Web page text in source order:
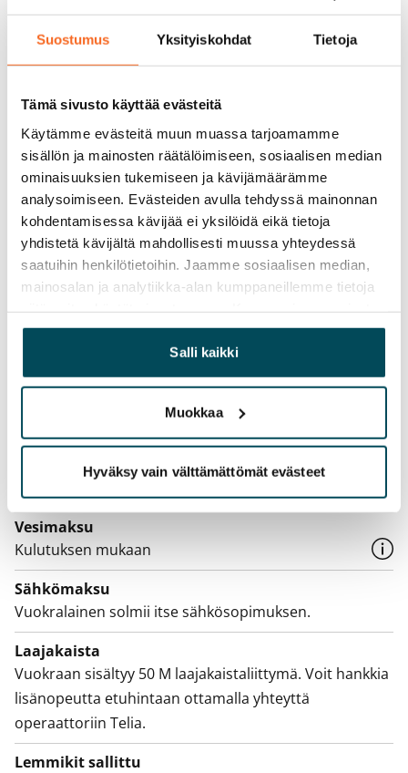
Suostumus Yksityiskohdat Tietoja
Tämä sivusto käyttää evästeitä
Käytämme evästeitä muun muassa tarjoamamme
sisällön ja mainosten räätälöimiseen, sosiaalisen median
ominaisuuksien tukemiseen ja kävijämäärämme
analysoimiseen. Evästeiden avulla tehdyssä mainonnan
kohdentamisessa kävijää ei yksilöidä eikä tietoja
yhdistetä kävijältä mahdollisesti muussa yhteydessä
saatuihin henkilötietoihin. Jaamme sosiaalisen median,
mainosalan ja analytiikka-alan kumppaneillemme tietoja
yhdistää näitä tietoja muihin tietoihin, joita olet antanut
heille tai joita on kerätty, kun olet käyttänyt heidän
palvelujaan.
Salli kaikki
Muokkaa
Hyväksy vain välttämättömät evästeet
talon alimmassa kerroksessa, lämpimissä tiloissa.
myös noin 60 autopaikkaa, sähköistettyjä
latauspaikkoja 4.
Sopimus ja maksut
Vapautuminen
Vuokrattu
Ei
Kotivakuutus
Vesimaksu
Kulutuksen mukaan
Sähkömaksu
Vuokralainen solmii itse sähkösopimuksen.
Laajakaista
Vuokraan sisältyy 50 M laajakaistaliittymä. Voit hankkia
lisänopeutta etuhintaan ottamalla yhteyttä
operaattoriin Telia.
Lemmikit sallittu